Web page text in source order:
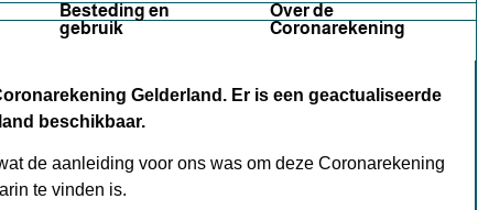
Besteding en
gebruik
Over de
Coronarekening
Gelderland. Er is een geactualiseerde
beschikbaar.
de aanleiding voor ons was om deze Coronarekening
te vinden is.